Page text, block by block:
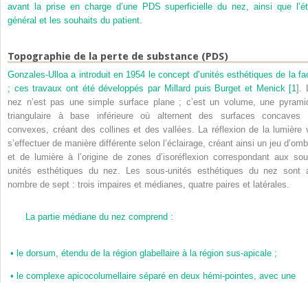
avant la prise en charge d’une PDS superficielle du nez, ainsi que
général et les souhaits du patient.
Topographie de la perte de substance (PDS)
Gonzales-Ulloa a introduit en 1954 le concept d’unités esthétiques de la
; ces travaux ont été développés par Millard puis Burget et Menick [1].
nez n’est pas une simple surface plane ; c’est un volume, une
triangulaire à base inférieure où alternent des surfaces concaves
convexes, créant des collines et des vallées. La réflexion de la lumière
s’effectuer de manière différente selon l’éclairage, créant ainsi un jeu
et de lumière à l’origine de zones d’isoréflexion correspondant aux
unités esthétiques du nez. Les sous-unités esthétiques du nez sont
nombre de sept : trois impaires et médianes, quatre paires et latérales.
La partie médiane du nez comprend :
• le dorsum, étendu de la région glabellaire à la région sus-apicale ;
• le complexe apicocolumellaire séparé en deux hémi-pointes, avec une